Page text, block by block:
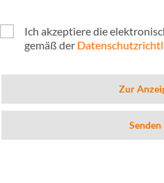
Ich akzeptiere die
gemäß der
Zur
Senden